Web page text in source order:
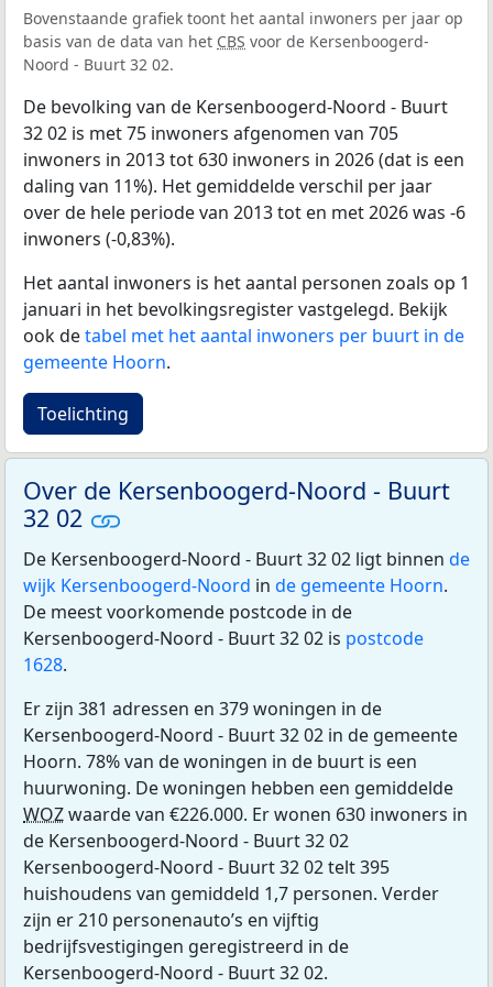
Bovenstaande grafiek toont het aantal inwoners per jaar op
basis van de data van het CBS voor de Kersenboogerd-
Noord - Buurt 32 02.
De bevolking van de Kersenboogerd-Noord - Buurt
32 02 is met 75 inwoners afgenomen van 705
inwoners in 2013 tot 630 inwoners in 2026 (dat is een
daling van 11%). Het gemiddelde verschil per jaar
over de hele periode van 2013 tot en met 2026 was -6
inwoners (-0,83%).
Het aantal inwoners is het aantal personen zoals op 1
januari in het bevolkingsregister vastgelegd. Bekijk
ook detabel met het aantal inwoners per buurt in de
gemeente Hoorn.
Toelichting
Over de Kersenboogerd-Noord - Buurt
32 02
De Kersenboogerd-Noord - Buurt 32 02 ligt binnen de
wijk Kersenboogerd-Noord in de gemeente Hoorn.
De meest voorkomende postcode in de
Kersenboogerd-Noord - Buurt 32 02 is postcode
1628.
Er zijn 381 adressen en 379 woningen in de
Kersenboogerd-Noord - Buurt 32 02 in de gemeente
Hoorn. 78% van de woningen in de buurt is een
huurwoning. De woningen hebben een gemiddelde
WOZwaarde van €226.000. Er wonen 630 inwoners in
de Kersenboogerd-Noord - Buurt 32 02
Kersenboogerd-Noord - Buurt 32 02 telt 395
huishoudens van gemiddeld 1,7 personen. Verder
zijn er 210 personenauto’s en vijftig
bedrijfsvestigingen geregistreerd in de
Kersenboogerd-Noord - Buurt 32 02.